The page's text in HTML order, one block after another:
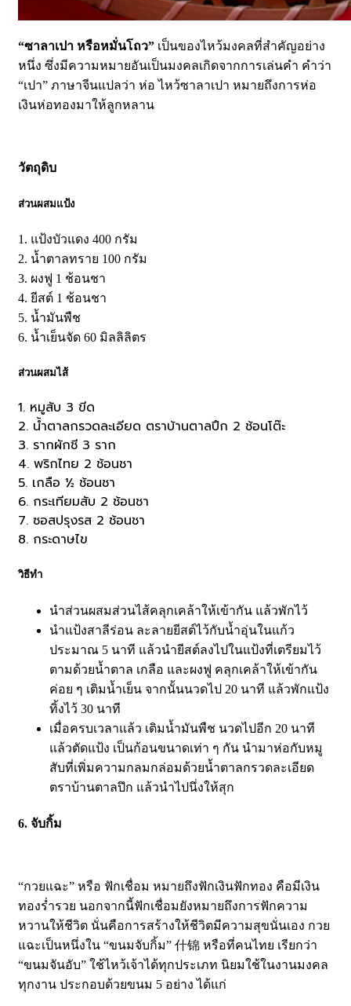
“ซาลาเปา หรือหมั่นโถว” เป็นของไหว้มงคลที่สำคัญอย่าง
หนึ่ง ซึ่งมีความหมายอันเป็นมงคลเกิดจากการเล่นคำ คำว่า
“เปา” ภาษาจีนแปลว่า ห่อ ไหว้ซาลาเปา หมายถึงการห่อ
เงินห่อทองมาให้ลูกหลาน
วัตถุดิบ
ส่วนผสมแป้ง
1. แป้งบัวแดง 400 กรัม
2. น้ำตาลทราย 100 กรัม
3. ผงฟู 1 ช้อนชา
4. ยีสต์ 1 ช้อนชา
5. น้ำมันพืช
6. น้ำเย็นจัด 60 มิลลิลิตร
ส่วนผสมไส้
1. หมูสับ 3 ขีด
2. น้ำตาลกรวดละเอียด ตราบ้านตาลปึก 2 ช้อนโต๊ะ
3. รากผักชี 3 ราก
4. พริกไทย 2 ช้อนชา
5. เกลือ ½ ช้อนชา
6. กระเทียมสับ 2 ช้อนชา
7. ซอสปรุงรส 2 ช้อนชา
8. กระดาษไข
วิธีทำ
นำส่วนผสมส่วนไส้คลุกเคล้าให้เข้ากัน แล้วพักไว้
นำแป้งสาลีร่อน ละลายยีสต์ไว้กับน้ำอุ่นในแก้ว
ประมาณ 5 นาที แล้วนำยีสต์ลงไปในแป้งที่เตรียมไว้
ตามด้วยน้ำตาล เกลือ และผงฟู คลุกเคล้าให้เข้ากัน
ค่อย ๆ เติมน้ำเย็น จากนั้นนวดไป 20 นาที แล้วพักแป้ง
ทิ้งไว้ 30 นาที
เมื่อครบเวลาแล้ว เติมน้ำมันพืช นวดไปอีก 20 นาที
แล้วตัดแป้ง เป็นก้อนขนาดเท่า ๆ กัน นำมาห่อกับหมู
สับที่เพิ่มความกลมกล่อมด้วยน้ำตาลกรวดละเอียด
ตราบ้านตาลปึก แล้วนำไปนึ่งให้สุก
6. จับกิ้ม
“กวยแฉะ” หรือ ฟักเชื่อม หมายถึงฟักเงินฟักทอง คือมีเงิน
ทองร่ำรวย นอกจากนี้ฟักเชื่อมยังหมายถึงการฟักความ
หวานให้ชีวิต นั่นคือการสร้างให้ชีวิตมีความสุขนั่นเอง กวย
แฉะเป็นหนึ่งใน “ขนมจับกิ้ม” 什锦 หรือที่คนไทย เรียกว่า
“ขนมจันอับ” ใช้ไหว้เจ้าได้ทุกประเภท นิยมใช้ในงานมงคล
ทุกงาน ประกอบด้วยขนม 5 อย่าง ได้แก่